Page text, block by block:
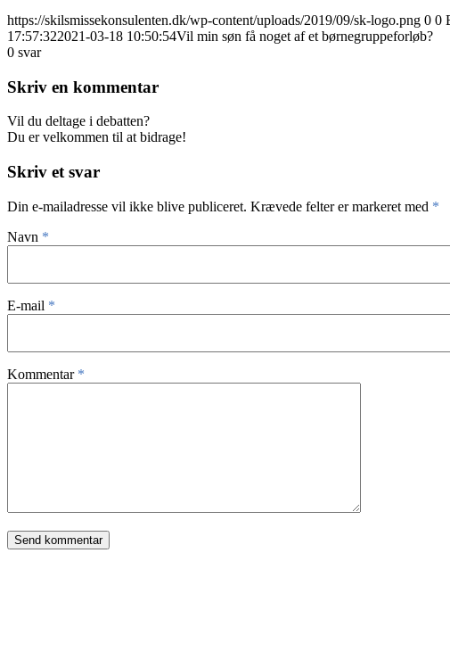
https://skilsmissekonsulenten.dk/wp-content/uploads/2019/09/sk-logo.png 0 0
17:57:322021-03-18 10:50:54Vil min søn få noget af et børnegruppeforløb?
0 svar
Skriv en kommentar
Vil du deltage i debatten?
Du er velkommen til at bidrage!
Skriv et svar
Din e-mailadresse vil ikke blive publiceret. Krævede felter er markeret med *
Navn *
E-mail *
Kommentar *